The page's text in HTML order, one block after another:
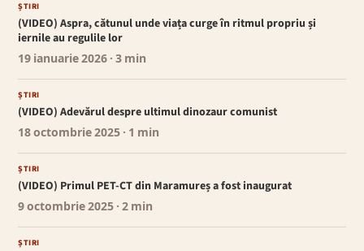
ȘTIRI
(VIDEO) Aspra, cătunul unde viața curge în ritmul propriu și
iernile au regulile lor
19 ianuarie 2026 · 3 min
ȘTIRI
(VIDEO) Adevărul despre ultimul dinozaur comunist
18 octombrie 2025 · 1 min
ȘTIRI
(VIDEO) Primul PET-CT din Maramureș a fost inaugurat
9 octombrie 2025 · 2 min
ȘTIRI